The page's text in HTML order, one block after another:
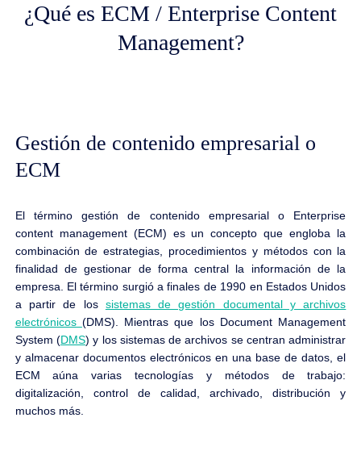
¿Qué es ECM / Enterprise Content
Management?
Gestión de contenido empresarial o
ECM
El término gestión de contenido empresarial o Enterprise
content management (ECM) es un concepto que engloba la
combinación de estrategias, procedimientos y métodos con la
finalidad de gestionar de forma central la información de la
empresa. El término surgió a finales de 1990 en Estados Unidos
a partir de los sistemas de gestión documental y archivos
electrónicos (DMS). Mientras que los Document Management
System (DMS) y los sistemas de archivos se centran administrar
y almacenar documentos electrónicos en una base de datos, el
ECM aúna varias tecnologías y métodos de trabajo:
digitalización, control de calidad, archivado, distribución y
muchos más.